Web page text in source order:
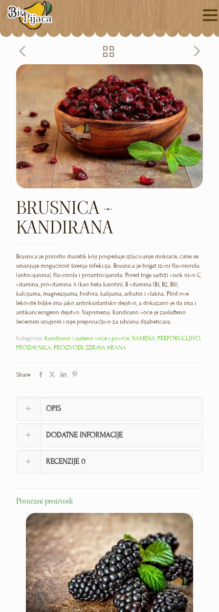
BRUSNICA –
KANDIRANA
Brusnica je prirodni diuretik koji pospešuje izlučivanje mokraće, čime se
smanjuje mogućnost širenja infekcija. Brusnica je bogat izvor flavonoida
(antocijanina), flavonola i proantocijanida. Pored toga sadrži visok nivo C
vitamina, provitamina A (kao beta karotin), B vitamina (B1, B2, B3),
kalcijuma, magnezijuma, fosfora, kalijuma, arbutin i vlakna. Plod ove
lekovite biljke ima jako antioksidantsko dejstvo, a dokazano je da ima i
antikancerogeno dejstvo. Napomena: Kandirano voće je zaslađeno
šećernim sirupom i nije preporučljivo za ishranu dijabetičara.
Kategorije: Kandirano i sušeno voće i povrće, NAMENA, PREPORUČLJIVO,
PRODAVNICA, PROIZVODI, ZDRAVA HRANA
Share
OPIS
DODATNE INFORMACIJE
RECENZIJE 0
Povezani proizvodi